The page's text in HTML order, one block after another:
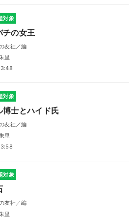
対象
チの女王
友社／編
里
対象
博士とハイド氏
友社／編
里
対象
友社／編
里